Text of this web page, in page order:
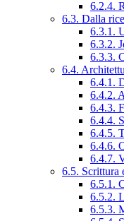
6.2.4.
6.3. Dalla
6.3.1.
6.3.2.
6.3.3.
6.4.
6.4.1.
6.4.2.
6.4.3.
6.4.4.
6.4.5.
6.4.6.
6.4.7.
6.5. Scrittura
6.5.1.
6.5.2.
6.5.3.